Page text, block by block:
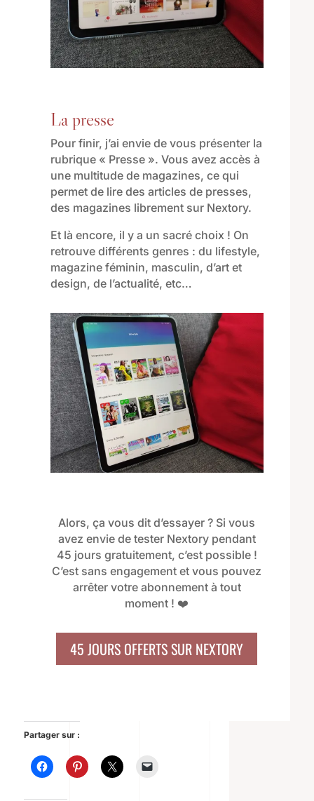
La presse
Pour finir, j’ai envie de vous présenter la
rubrique « Presse ». Vous avez accès à
une multitude de magazines, ce qui
permet de lire des articles de presses,
des magazines librement sur Nextory.
Et là encore, il y a un sacré choix ! On
retrouve différents genres : du lifestyle,
magazine féminin, masculin, d’art et
design, de l’actualité, etc…
Alors, ça vous dit d’essayer ? Si vous
avez envie de tester Nextory pendant
45 jours gratuitement, c’est possible !
C’est sans engagement et vous pouvez
arrêter votre abonnement à tout
moment ! ❤️
45 JOURS OFFERTS SUR NEXTORY
Partager sur :